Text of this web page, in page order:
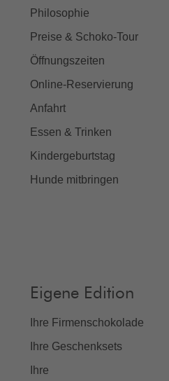
Philosophie
Preise & Schoko-Tour
Öffnungszeiten
Online-Reservierung
Anfahrt
Essen & Trinken
Kindergeburtstag
Hunde mitbringen
Eigene Edition
Ihre Firmenschokolade
Ihre Geschenksets
Ihre